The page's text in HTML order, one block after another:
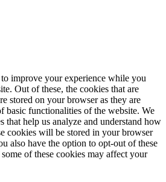
improve your experience while you
Out of these, the cookies that are
stored on your browser as they are
basic functionalities of the website. We
that help us analyze and understand how
cookies will be stored in your browser
also have the option to opt-out of these
of these cookies may affect your